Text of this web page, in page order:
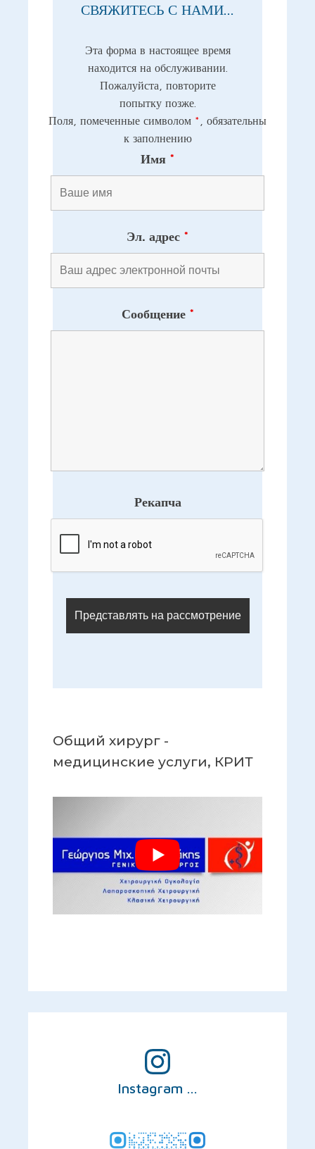
СВЯЖИТЕСЬ С НАМИ...
Эта форма в настоящее время
находится на обслуживании.
Пожалуйста, повторите
попытку позже.
Поля, помеченные символом *
, обязательны
к заполнению
Имя *
Эл. адрес *
Сообщение *
Рекапча
Общий хирург -
медицинские услуги, КРИТ
Instagram ...